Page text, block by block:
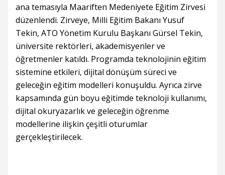
ana temasıyla Maariften Medeniyete Eğitim Zirvesi
düzenlendi. Zirveye, Milli Eğitim Bakanı Yusuf
Tekin, ATO Yönetim Kurulu Başkanı Gürsel Tekin,
üniversite rektörleri, akademisyenler ve
öğretmenler katıldı. Programda teknolojinin eğitim
sistemine etkileri, dijital dönüşüm süreci ve
geleceğin eğitim modelleri konuşuldu. Ayrıca zirve
kapsamında gün boyu eğitimde teknoloji kullanımı,
dijital okuryazarlık ve geleceğin öğrenme
modellerine ilişkin çeşitli oturumlar
gerçekleştirilecek.